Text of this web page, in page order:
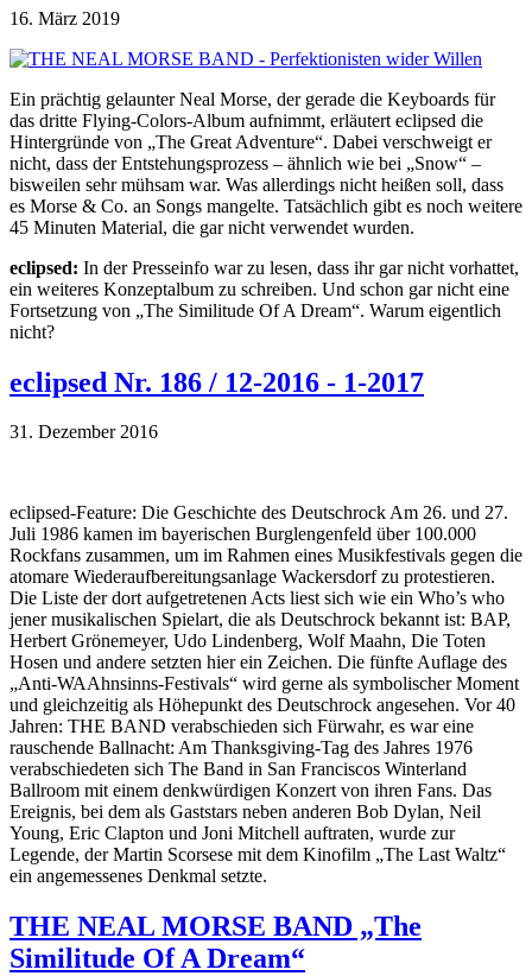
16. März 2019
Ein prächtig gelaunter Neal Morse, der gerade die Keyboards für
das dritte Flying-Colors-Album aufnimmt, erläutert eclipsed die
Hintergründe von „The Great Adventure“. Dabei verschweigt er
nicht, dass der Entstehungsprozess – ähnlich wie bei „Snow“ –
bisweilen sehr mühsam war. Was allerdings nicht heißen soll, dass
es Morse & Co. an Songs mangelte. Tatsächlich gibt es noch weitere
45 Minuten Material, die gar nicht verwendet wurden.
eclipsed: In der Presseinfo war zu lesen, dass ihr gar nicht vorhattet,
ein weiteres Konzeptalbum zu schreiben. Und schon gar nicht eine
Fortsetzung von „The Similitude Of A Dream“. Warum eigentlich
nicht?
eclipsed Nr. 186 / 12-2016 - 1-2017
31. Dezember 2016
eclipsed-Feature: Die Geschichte des Deutschrock Am 26. und 27.
Juli 1986 kamen im bayerischen Burglengenfeld über 100.000
Rockfans zusammen, um im Rahmen eines Musikfestivals gegen die
atomare Wiederaufbereitungsanlage Wackersdorf zu protestieren.
Die Liste der dort aufgetretenen Acts liest sich wie ein Who’s who
jener musikalischen Spielart, die als Deutschrock bekannt ist: BAP,
Herbert Grönemeyer, Udo Lindenberg, Wolf Maahn, Die Toten
Hosen und andere setzten hier ein Zeichen. Die fünfte Auflage des
„Anti-WAAhnsinns-Festivals“ wird gerne als symbolischer Moment
und gleichzeitig als Höhepunkt des Deutschrock angesehen. Vor 40
Jahren: THE BAND verabschieden sich Fürwahr, es war eine
rauschende Ballnacht: Am Thanksgiving-Tag des Jahres 1976
verabschiedeten sich The Band in San Franciscos Winterland
Ballroom mit einem denkwürdigen Konzert von ihren Fans. Das
Ereignis, bei dem als Gaststars neben anderen Bob Dylan, Neil
Young, Eric Clapton und Joni Mitchell auftraten, wurde zur
Legende, der Martin Scorsese mit dem Kinofilm „The Last Waltz“
ein angemessenes Denkmal setzte.
THE NEAL MORSE BAND „The
Similitude Of A Dream“